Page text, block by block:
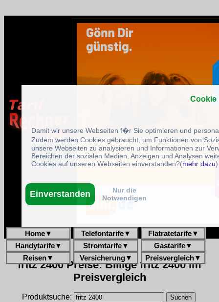
Home▼ Telefontarife▼ Flatratetarife▼
Handytarife▼ Stromtarife▼ Gastarife▼
Reisen▼ Versicherung▼ Preisvergleich▼
fritz 2400 Preise: Billige fritz 2400 im
Preisvergleich
Produktsuche:
Cookie
Damit wir unsere Webseiten f�r Sie optimieren und
Zudem werden Cookies gebraucht, um Funktionen von
unsere Webseiten zu analysieren und Informationen zur
Bereichen der sozialen Medien, Anzeigen und Analysen
Cookies auf unseren Webseiten einverstanden?(mehr dazu)
Einverstanden
Nur die
Notwendigen